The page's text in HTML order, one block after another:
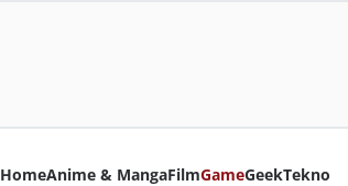
HomeAnime & MangaFilmGameGeekTekno